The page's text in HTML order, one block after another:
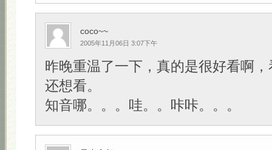
coco~~
2005年11月06日 3:07下午
昨晚重温了一下，真的是很好看啊
还想看。
知音哪。。。哇。。咔咔。。。